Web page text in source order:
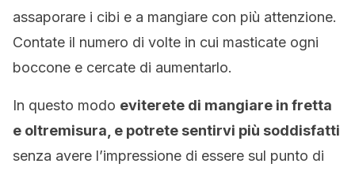
assaporare i cibi e a mangiare con più attenzione.
Contate il numero di volte in cui masticate ogni
boccone e cercate di aumentarlo.
In questo modo eviterete di mangiare in fretta
e oltremisura, e potrete sentirvi più soddisfatti
senza avere l’impressione di essere sul punto di